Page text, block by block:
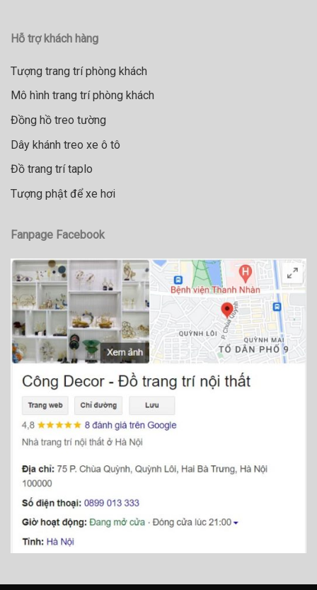
Hỗ trợ khách hàng
Tượng trang trí phòng khách
Mô hình trang trí phòng khách
Đồng hồ treo tường
Dây khánh treo xe ô tô
Đồ trang trí taplo
Tượng phật để xe hơi
Fanpage Facebook